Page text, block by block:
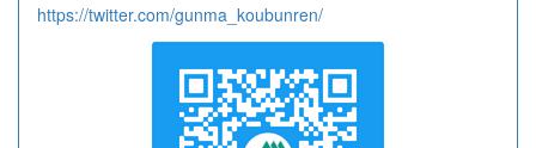
https://twitter.com/gunma_koubunren/